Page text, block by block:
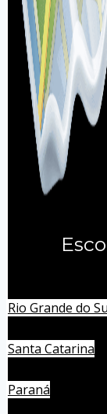
Rio Grande do
Santa Catarina
Paraná